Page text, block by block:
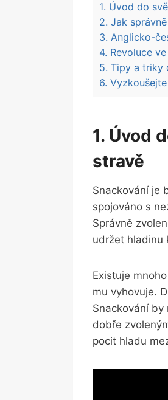
1. Úvod do
2. Jak
3. Anglicko-
4. Revoluce
5. Tipy a triky
6.
1. Úvod
stravě
Snackování je
spojováno s
Správně
udržet hladinu
Existuje
mu vyhovuje.
Snackování
dobře
pocit hladu